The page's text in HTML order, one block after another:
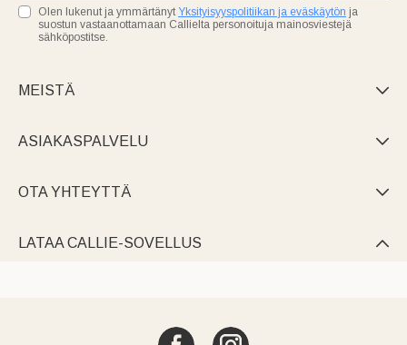
Olen lukenut ja ymmärtänyt Yksityisyyspolitiikan ja eväskäytön ja
suostun vastaanottamaan Callielta personoituja mainosviestejä
sähköpostitse.
MEISTÄ 
ASIAKASPALVELU 
OTA YHTEYTTÄ 
LATAA CALLIE-SOVELLUS 